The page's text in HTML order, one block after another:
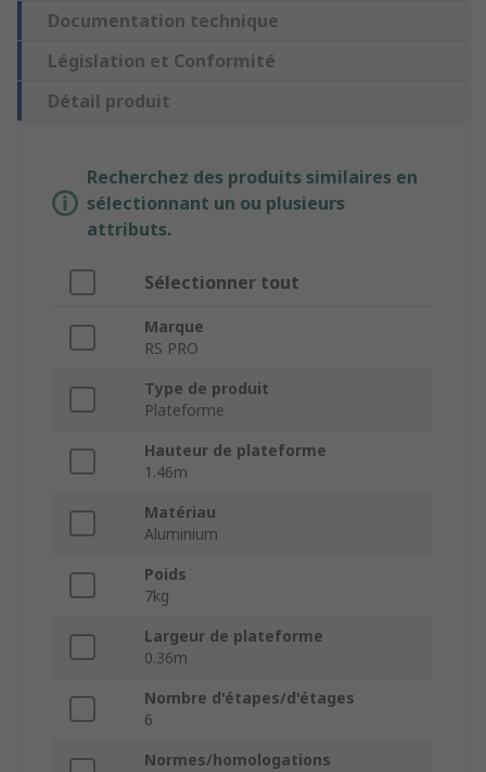
Documentation technique
Législation et Conformité
Détail produit
Recherchez des produits similaires en
sélectionnant un ou plusieurs
attributs.
Sélectionner tout
Marque
RS PRO
Type de produit
Plateforme
Hauteur de plateforme
1.46m
Matériau
Aluminium
Poids
7kg
Largeur de plateforme
0.36m
Nombre d'étapes/d'étages
6
Normes/homologations